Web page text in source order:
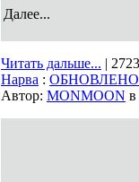
Далее...
Читать дальше... |
Нарва : ОБНОВЛЕНО!
Автор: MONMOON в